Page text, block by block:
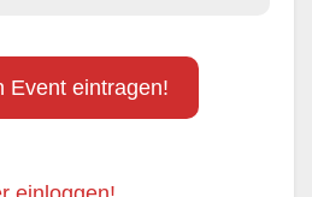
Event eintragen!